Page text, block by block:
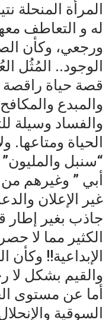
المرأة المنحلة
له و التعاطف
ورجعي، وكأن
الوجود.. المُثُل
قصة حياة
والمبدع
والفساد وسيلة
الحياة ومتاعها.
“سنبل
أبي ” وغيرهم
غير الإعلان
جاذب بغير إطار
الكثير مما لا
الإبداعية!! وكأن
والقيم بشكل لا
أما عن مستوى
السوقية